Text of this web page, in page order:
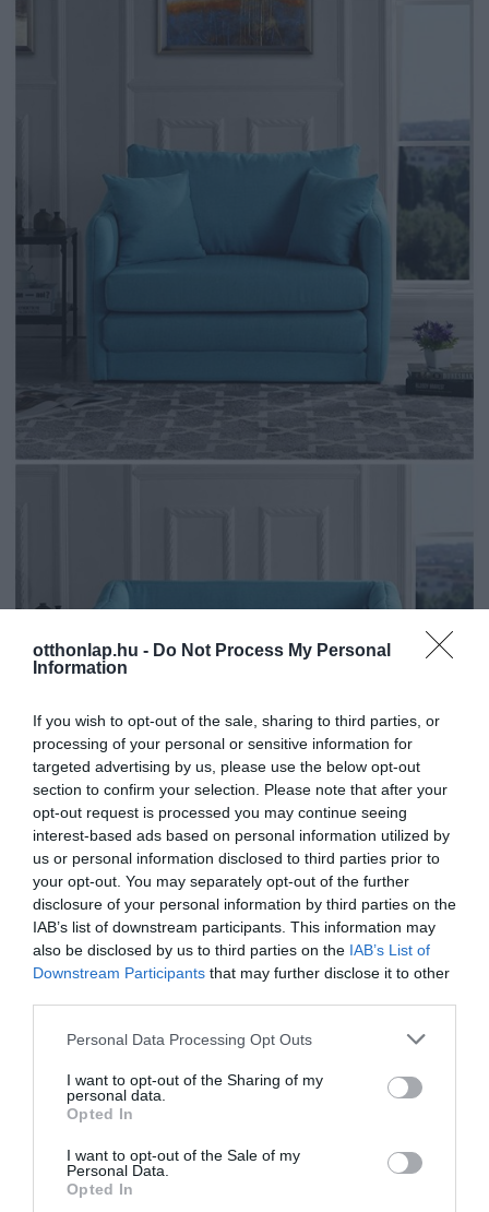
otthonlap.hu - Do Not Process My Personal
Information
If you wish to opt-out of the sale, sharing to third parties, or
processing of your personal or sensitive information for
targeted advertising by us, please use the below opt-out
section to confirm your selection. Please note that after your
opt-out request is processed you may continue seeing
interest-based ads based on personal information utilized by
us or personal information disclosed to third parties prior to
your opt-out. You may separately opt-out of the further
disclosure of your personal information by third parties on the
IAB’s list of downstream participants. This information may
also be disclosed by us to third parties on the IAB’s List of
Downstream Participants that may further disclose it to other
Please note that this website/app uses one or more Google
not limited to your visit or usage behaviour. You may click to
grant or deny consent to Google and its third-party tags to
use your data for below specified purposes in below Google
consent section.
Personal Data Processing Opt Outs
I want to opt-out of the Sharing of my
personal data.
Opted In
I want to opt-out of the Sale of my
Personal Data.
Opted In
Forrás: Living in a shoebox